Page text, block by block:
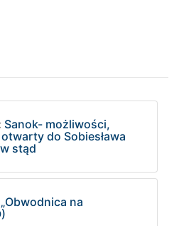
Sanok- możliwości,
do Sobiesława
stąd
„Obwodnica na